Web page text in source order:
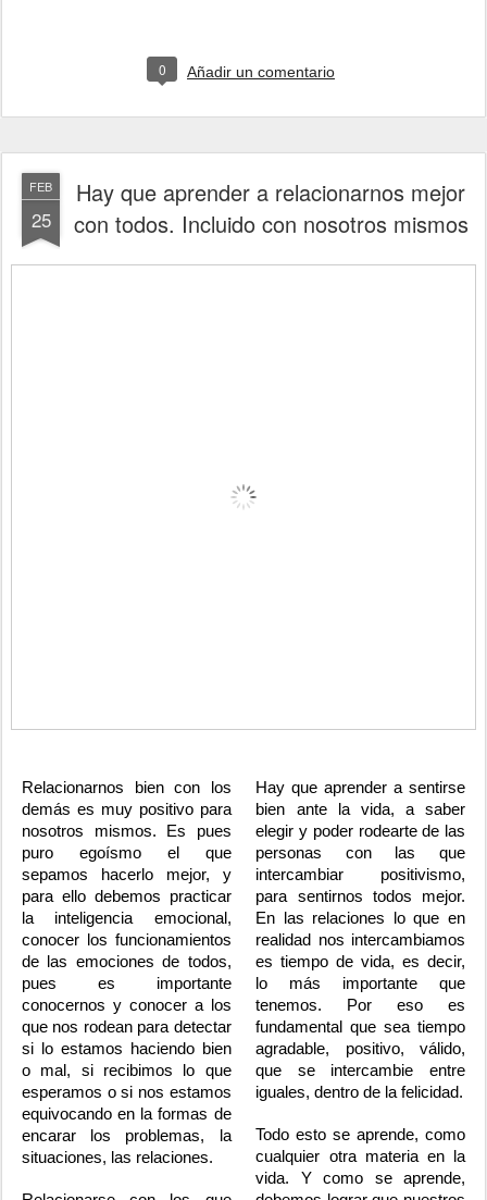
0 Añadir un comentario
FEB
25
Hay que aprender a relacionarnos mejor
con todos. Incluido con nosotros mismos
Relacionarnos bien con los
demás es muy positivo para
nosotros mismos. Es pues
puro egoísmo el que
sepamos hacerlo mejor, y
para ello debemos practicar
la inteligencia emocional,
conocer los funcionamientos
de las emociones de todos,
pues es importante
conocernos y conocer a los
que nos rodean para detectar
si lo estamos haciendo bien
o mal, si recibimos lo que
esperamos o si nos estamos
equivocando en la formas de
encarar los problemas, la
situaciones, las relaciones.
Hay que aprender a sentirse
bien ante la vida, a saber
elegir y poder rodearte de las
personas con las que
intercambiar positivismo,
para sentirnos todos mejor.
En las relaciones lo que en
realidad nos intercambiamos
es tiempo de vida, es decir,
lo más importante que
tenemos. Por eso es
fundamental que sea tiempo
agradable, positivo, válido,
que se intercambie entre
iguales, dentro de la felicidad.
Todo esto se aprende, como
cualquier otra materia en la
vida. Y como se aprende,